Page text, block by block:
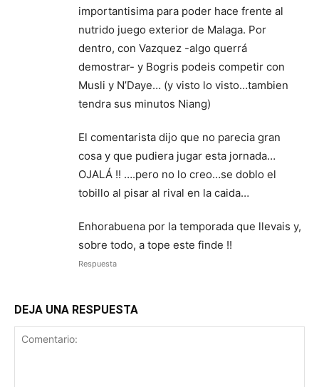
importantisima para poder hace frente al
nutrido juego exterior de Malaga. Por
dentro, con Vazquez -algo querrá
demostrar- y Bogris podeis competir con
Musli y N’Daye… (y visto lo visto…tambien
tendra sus minutos Niang)
El comentarista dijo que no parecia gran
cosa y que pudiera jugar esta jornada…
OJALÁ !! ….pero no lo creo…se doblo el
tobillo al pisar al rival en la caida…
Enhorabuena por la temporada que llevais y,
sobre todo, a tope este finde !!
Respuesta
DEJA UNA RESPUESTA